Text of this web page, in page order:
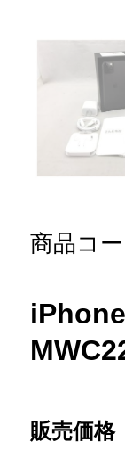
商品コー
販売価格